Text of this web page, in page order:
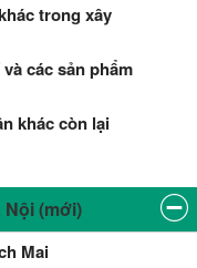
trong xây
các sản phẩm
khác còn lại
(mới)
Mai